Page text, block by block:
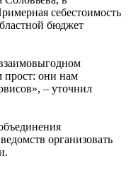
себестоимость
бюджет
прост: они нам
– уточнил
организовать